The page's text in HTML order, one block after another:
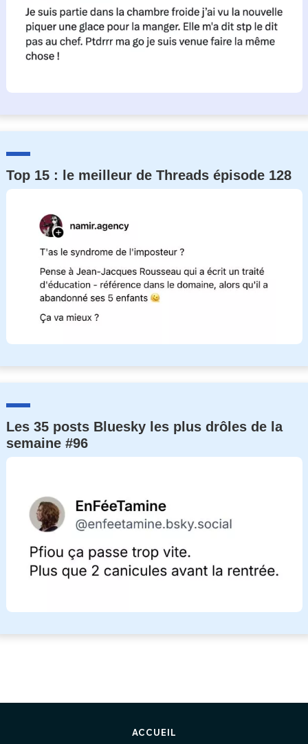
Top 15 : le meilleur de Threads épisode 128
Les 35 posts Bluesky les plus drôles de la
semaine #96
ACCUEIL